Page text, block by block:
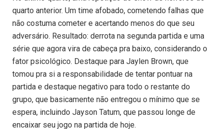
quarto anterior. Um time afobado, cometendo falhas que
não costuma cometer e acertando menos do que seu
adversário. Resultado: derrota na segunda partida e uma
série que agora vira de cabeça pra baixo, considerando o
fator psicológico. Destaque para Jaylen Brown, que
tomou pra si a responsabilidade de tentar pontuar na
partida e destaque negativo para todo o restante do
grupo, que basicamente não entregou o mínimo que se
espera, incluindo Jayson Tatum, que passou longe de
encaixar seu jogo na partida de hoje.